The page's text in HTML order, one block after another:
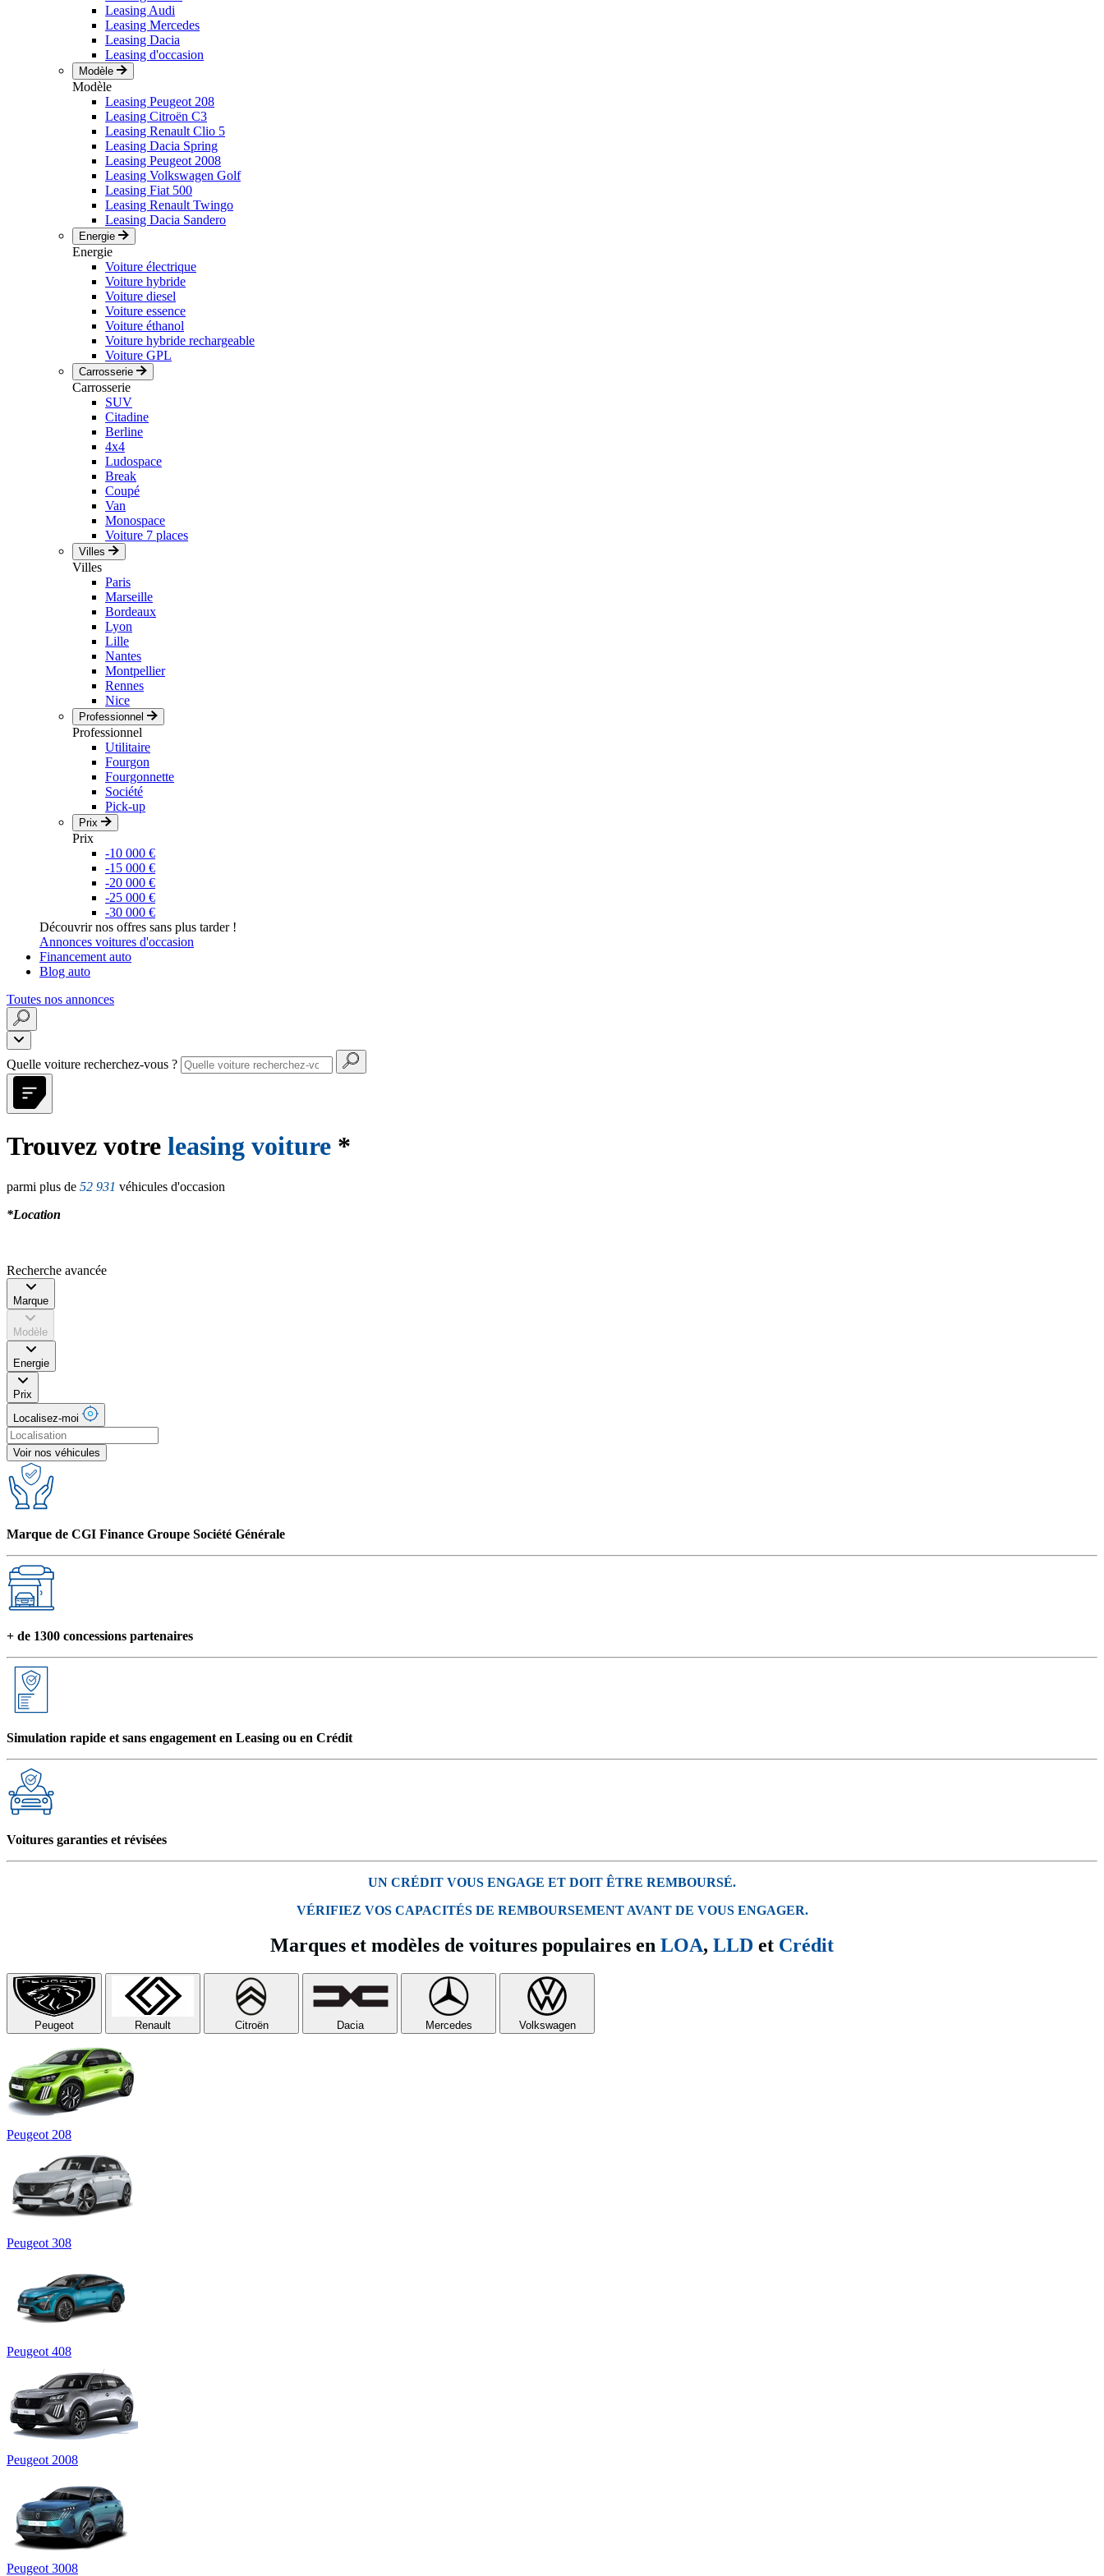
Leasing Audi
Leasing Mercedes
Leasing Dacia
Leasing d'occasion
Modèle
Modèle
Leasing Peugeot 208
Leasing Citroën C3
Leasing Renault Clio 5
Leasing Dacia Spring
Leasing Peugeot 2008
Leasing Volkswagen Golf
Leasing Fiat 500
Leasing Renault Twingo
Leasing Dacia Sandero
Energie
Energie
Voiture électrique
Voiture hybride
Voiture diesel
Voiture essence
Voiture éthanol
Voiture hybride rechargeable
Voiture GPL
Carrosserie
Carrosserie
SUV
Citadine
Berline
4x4
Ludospace
Break
Coupé
Van
Monospace
Voiture 7 places
Villes
Villes
Paris
Marseille
Bordeaux
Lyon
Lille
Nantes
Montpellier
Rennes
Nice
Professionnel
Professionnel
Utilitaire
Fourgon
Fourgonnette
Société
Pick-up
Prix
Prix
-10 000 €
-15 000 €
-20 000 €
-25 000 €
-30 000 €
Découvrir nos offres sans plus tarder !
Annonces voitures d'occasion
Financement auto
Blog auto
Toutes nos annonces
Quelle voiture recherchez-vous ?
Trouvez votre leasing voiture *
parmi plus de 52 931 véhicules d'occasion
*Location
Recherche avancée
Marque
Modèle
Energie
Prix
Localisez-moi
Voir nos véhicules
Marque de CGI Finance Groupe Société Générale
+ de 1300 concessions partenaires
Simulation rapide et sans engagement en Leasing ou en Crédit
Voitures garanties et révisées
UN CRÉDIT VOUS ENGAGE ET DOIT ÊTRE REMBOURSÉ.
VÉRIFIEZ VOS CAPACITÉS DE REMBOURSEMENT AVANT DE VOUS ENGAGER.
Marques et modèles de voitures populaires en LOA, LLD et Crédit
Peugeot Renault Citroën Dacia Mercedes Volkswagen
Peugeot 208
Peugeot 308
Peugeot 408
Peugeot 2008
Peugeot 3008